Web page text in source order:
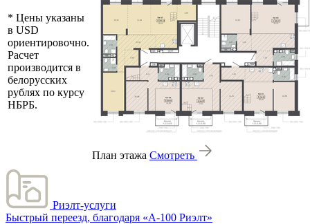
* Цены указаны
в USD
ориентировочно.
Расчет
производится в
белорусских
рублях по курсу
НБРБ.
План этажа Смотреть
Риэлт-услуги
Быстрый переезд, благодаря «А-100 Риэлт»